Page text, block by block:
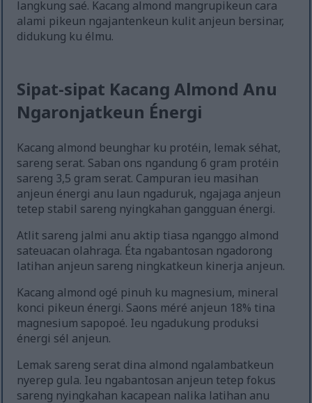
langkung saé. Kacang almond mangrupikeun cara
alami pikeun ngajantenkeun kulit anjeun bersinar,
didukung ku élmu.
Sipat-sipat Kacang Almond Anu
Ngaronjatkeun Énergi
Kacang almond beunghar ku protéin, lemak séhat,
sareng serat. Saban ons ngandung 6 gram protéin
sareng 3,5 gram serat. Campuran ieu masihan
anjeun énergi anu laun ngaduruk, ngajaga anjeun
tetep stabil sareng nyingkahan gangguan énergi.
Atlit sareng jalmi anu aktip tiasa nganggo almond
sateuacan olahraga. Éta ngabantosan ngadorong
latihan anjeun sareng ningkatkeun kinerja anjeun.
Kacang almond ogé pinuh ku magnesium, mineral
konci pikeun énergi. Saons méré anjeun 18% tina
magnesium sapopoé. Ieu ngadukung produksi
énergi sél anjeun.
Lemak sareng serat dina almond ngalambatkeun
nyerep gula. Ieu ngabantosan anjeun tetep fokus
sareng nyingkahan kacapean nalika latihan anu